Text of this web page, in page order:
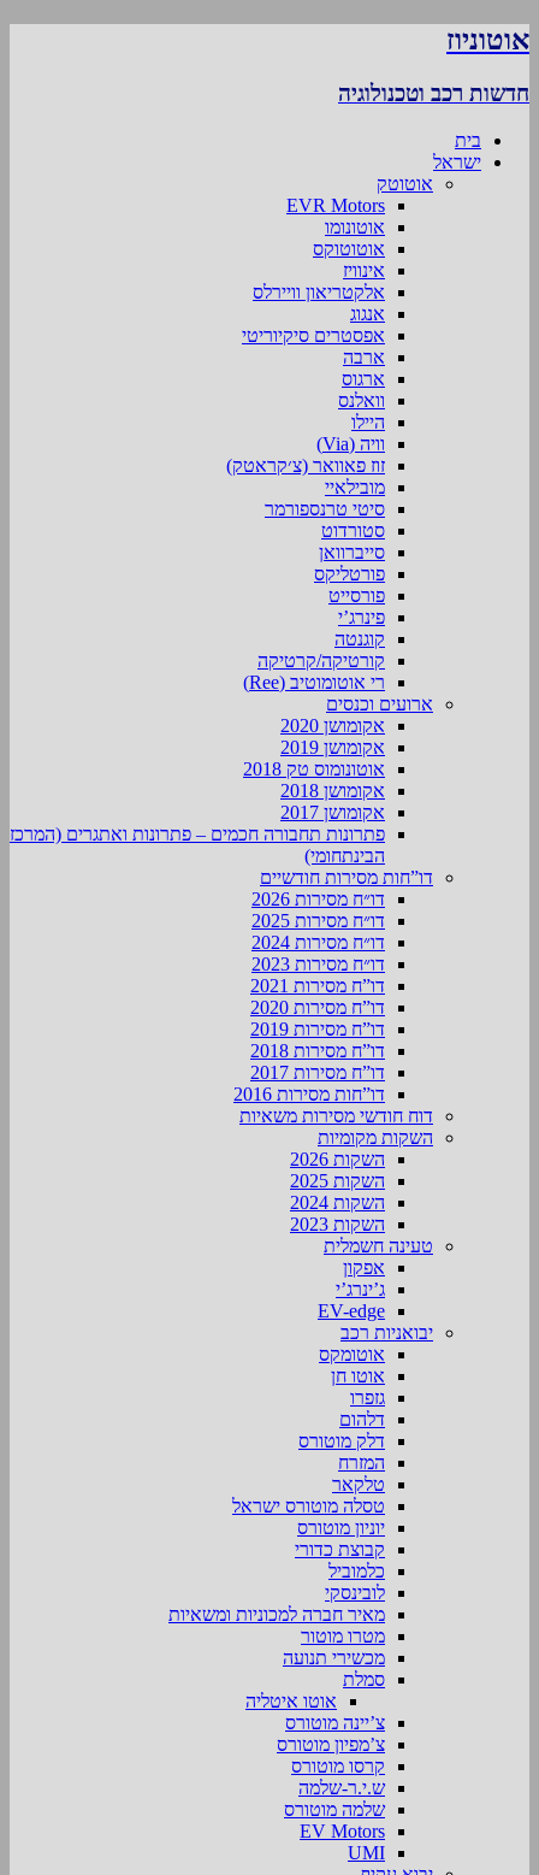
אוטוניוז
חדשות רכב וטכנולוגיה
בית
ישראל
אוטוטק
EVR Motors
אוטונומו
אוטוטוקס
אינוויז
אלקטריאון וויירלס
אנגוג
אפסטרים סיקיוריטי
ארבה
ארגוס
וואלנס
היילו
וויה (Via)
זוז פאוואר (צ׳קראטק)
מובילאיי
סיטי טרנספורמר
סטורדוט
סייברוואן
פורטליקס
פורסייט
פינרג’י
קוגנטה
קורטיקה/קרטיקה
רי אוטומוטיב (Ree)
ארועים וכנסים
אקומושן 2020
אקומושן 2019
אוטונומוס טק 2018
אקומושן 2018
אקומושן 2017
פתרונות תחבורה חכמים – פתרונות ואתגרים (המרכז
הבינתחומי)
דו”חות מסירות חודשיים
דו״ח מסירות 2026
דו״ח מסירות 2025
דו״ח מסירות 2024
דו״ח מסירות 2023
דו”ח מסירות 2021
דו”ח מסירות 2020
דו”ח מסירות 2019
דו”ח מסירות 2018
דו”ח מסירות 2017
דו”חות מסירות 2016
דוח חודשי מסירות משאיות
השקות מקומיות
השקות 2026
השקות 2025
השקות 2024
השקות 2023
טעינה חשמלית
אפקון
ג’ינרג’י
EV-edge
יבואניות רכב
אוטומקס
אוטו חן
גזפרו
דלהום
דלק מוטורס
המזרח
טלקאר
טסלה מוטורס ישראל
יוניון מוטורס
קבוצת כדורי
כלמוביל
לובינסקי
מאיר חברה למכוניות ומשאיות
מטרו מוטור
מכשירי תנועה
סמלת
אוטו איטליה
צ’יינה מוטורס
צ’מפיון מוטורס
קרסו מוטורס
ש.י.ר-שלמה
שלמה מוטורס
EV Motors
UMI